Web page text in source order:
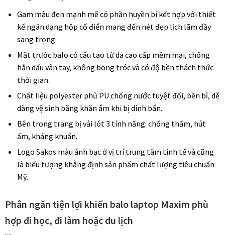
Gam màu đen mạnh mẽ có phần huyền bí kết hợp với thiết
kế ngăn dạng hộp cổ điển mang đến nét đẹp lịch lãm đầy
sang trọng.
Mặt trước balo có cấu tạo từ da cao cấp mềm mại, chống
hằn dấu vân tay, không bong tróc và có độ bền thách thức
thời gian.
Chất liệu polyester phủ PU chống nước tuyệt đối, bền bỉ, dễ
dàng vệ sinh bằng khăn ẩm khi bị dính bẩn.
Bên trong trang bị vải lót 3 tính năng: chống thấm, hút
ẩm, kháng khuẩn.
Logo Sakos màu ánh bạc ở vị trí trung tâm tinh tế và cũng
là biểu tượng khẳng định sản phẩm chất lượng tiêu chuẩn
Mỹ.
Phân ngăn tiện lợi khiến balo laptop Maxim phù
hợp đi học, đi làm hoặc du lịch